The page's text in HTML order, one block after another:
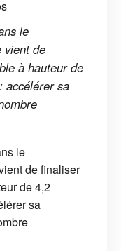
le
vient de
à hauteur de
accélérer sa
le
de finaliser
de 4,2
sa